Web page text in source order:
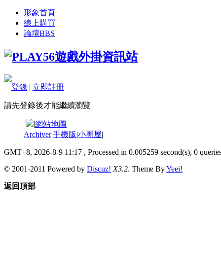
形象首頁
線上購買
論壇BBS
登錄 | 立即註冊
請先登錄後才能繼續瀏覽
|網站地圖
Archiver|手機版|小黑屋|
GMT+8, 2026-8-9 11:17 , Processed in 0.005259 second(s), 0
© 2001-2011 Powered by Discuz! X3.2. Theme ByYeei!
返回頂部